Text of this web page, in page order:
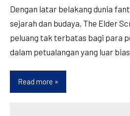
Dengan latar belakang dunia
sejarah dan budaya, The Elder
peluang tak terbatas bagi para
dalam petualangan yang luar
Read more Game
The